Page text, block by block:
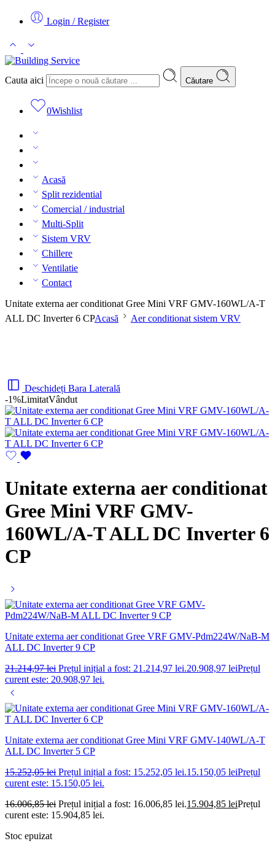
Login / Register
Cauta aici Căutare
0Wishlist
Acasă
Split rezidential
Comercial / industrial
Multi-Split
Sistem VRV
Chillere
Ventilatie
Contact
Unitate externa aer conditionat Gree Mini VRF GMV-160WL/A-T
ALL DC Inverter 6 CPAcasă Aer conditionat sistem VRV
Deschideți Bara Laterală
-1%LimitatVândut
Unitate externa aer conditionat
Gree Mini VRF GMV-
160WL/A-T ALL DC Inverter 6
CP
Unitate externa aer conditionat Gree VRF GMV-Pdm224W/NaB-M
ALL DC Inverter 9 CP
21.214,97lei Prețul inițial a fost: 21.214,97 lei.20.908,97 leiPrețul
curent este: 20.908,97 lei.
Unitate externa aer conditionat Gree Mini VRF GMV-140WL/A-T
ALL DC Inverter 5 CP
15.252,05lei Prețul inițial a fost: 15.252,05 lei.15.150,05 leiPrețul
curent este: 15.150,05 lei.
16.006,85lei Prețul inițial a fost: 16.006,85 lei.15.904,85 leiPrețul
curent este: 15.904,85 lei.
Stoc epuizat